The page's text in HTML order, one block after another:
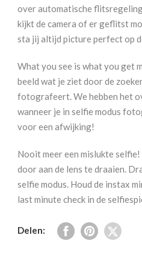
aantal
over automatische
kijkt de camera of er geflitst
sta jij altijd picture perfect op
What you see is what you get
beeld wat je ziet door de
fotografeert. We hebben het
wanneer je in selfie modus
voor een afwijking!
Nooit meer een mislukte
door aan de lens te draaien.
selfie modus. Houd de instax
last minute check in de
Delen: